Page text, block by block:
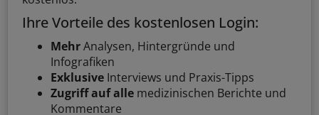
Ihre Vorteile des kostenlosen Login:
MehrAnalysen, Hintergründe und
Infografiken
Exklusive Interviews und Praxis-Tipps
Zugriff auf alle medizinischen Berichte und
Kommentare